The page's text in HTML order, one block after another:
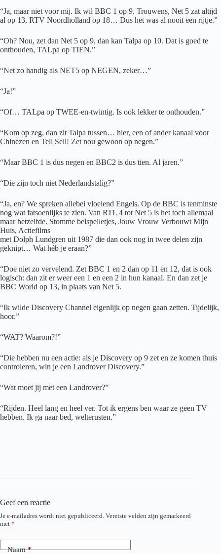
“Ja, maar niet voor mij. Ik wil BBC 1 op 9. Trouwens, Net 5 zat altijd
al op 13, RTV Noordholland op 18… Dus het was al nooit een rijtje.”
“Oh? Nou, zet dan Net 5 op 9, dan kan Talpa op 10. Dat is goed te
onthouden, TALpa op TIEN.”
“Net zo handig als NET5 op NEGEN, zeker…”
“Ja!”
“Of… TALpa op TWEE-en-twintig. Is ook lekker te onthouden.”
“Kom op zeg, dan zit Talpa tussen… hier, een of ander kanaal voor
Chinezen en Tell Sell! Zet nou gewoon op negen.”
“Maar BBC 1 is dus negen en BBC2 is dus tien. Al jaren.”
“Die zijn toch niet Nederlandstalig?”
“Ja, en? We spreken allebei vloeiend Engels. Op de BBC is tenminste
nog wat fatsoenlijks te zien. Van RTL 4 tot Net 5 is het toch allemaal
maar hetzelfde. Stomme belspelletjes, Jouw Vrouw Verbouwt Mijn
Huis, Actiefilms
met Dolph Lundgren uit 1987 die dan ook nog in twee delen zijn
geknipt… Wat héb je eraan?”
“Doe niet zo vervelend. Zet BBC 1 en 2 dan op 11 en 12, dat is ook
logisch: dan zit er weer een 1 en een 2 in hun kanaal. En dan zet je
BBC World op 13, in plaats van Net 5.
“Ik wilde Discovery Channel eigenlijk op negen gaan zetten. Tijdelijk,
hoor.”
“WAT? Waarom?!”
“Die hebben nu een actie: als je Discovery op 9 zet en ze komen thuis
controleren, win je een Landrover Discovery.”
“Wat moet jij met een Landrover?”
“Rijden. Heel lang en heel ver. Tot ik ergens ben waar ze geen TV
hebben. Ik ga naar bed, welterusten.”
Geef een reactie
Je e-mailadres wordt niet gepubliceerd. Vereiste velden zijn gemarkeerd
met *
Naam*